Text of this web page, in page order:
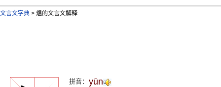
文言文字典 > 煴的文言文解释
拼音： yūn